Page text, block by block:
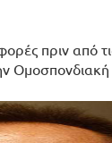
πριν από
Ομοσπονδιακή